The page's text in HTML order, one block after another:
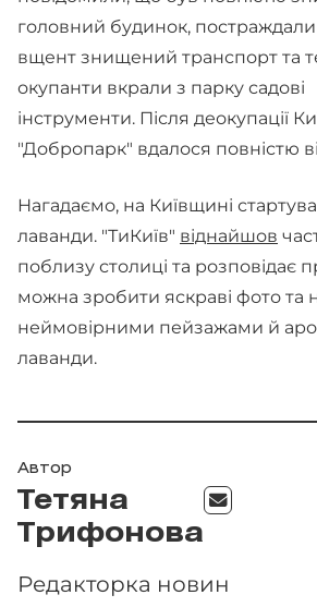
головний будинок, постраждали
вщент знищений транспорт та
окупанти вкрали з парку садові
інструменти. Після деокупації
"Добропарк" вдалося повністю
Нагадаємо, на Київщині
лаванди. "ТиКиїв" віднайшов
поблизу столиці та розповідає
можна зробити яскраві фото та
неймовірними пейзажами й
лаванди.
Автор
Тетяна
Трифонова
Редакторка новин